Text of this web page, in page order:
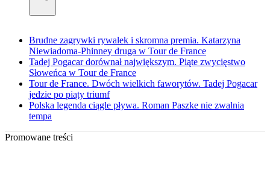
Brudne zagrywki rywalek i skromna premia. Katarzyna
Niewiadoma-Phinney druga w Tour de France
Tadej Pogacar dorównał największym. Piąte zwycięstwo
Słoweńca w Tour de France
Tour de France. Dwóch wielkich faworytów. Tadej Pogacar
jedzie po piąty triumf
Polska legenda ciągle pływa. Roman Paszke nie zwalnia
tempa
Promowane treści